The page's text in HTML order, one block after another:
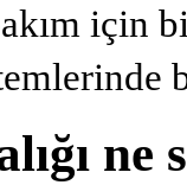
için